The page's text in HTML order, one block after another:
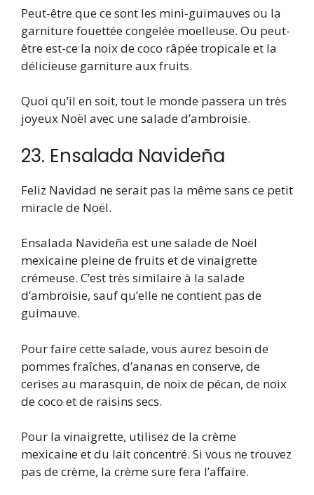
Peut-être que ce sont les mini-guimauves ou la
garniture fouettée congelée moelleuse. Ou peut-
être est-ce la noix de coco râpée tropicale et la
délicieuse garniture aux fruits.
Quoi qu’il en soit, tout le monde passera un très
joyeux Noël avec une salade d’ambroisie.
23. Ensalada Navideña
Feliz Navidad ne serait pas la même sans ce petit
miracle de Noël.
Ensalada Navideña est une salade de Noël
mexicaine pleine de fruits et de vinaigrette
crémeuse. C’est très similaire à la salade
d’ambroisie, sauf qu’elle ne contient pas de
guimauve.
Pour faire cette salade, vous aurez besoin de
pommes fraîches, d’ananas en conserve, de
cerises au marasquin, de noix de pécan, de noix
de coco et de raisins secs.
Pour la vinaigrette, utilisez de la crème
mexicaine et du lait concentré. Si vous ne trouvez
pas de crème, la crème sure fera l’affaire.